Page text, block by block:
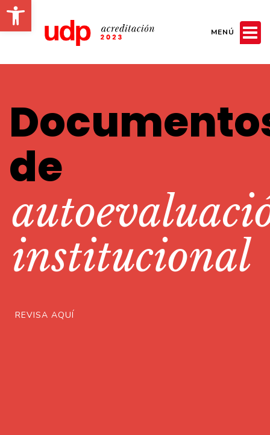
MENÚ
de
institucional
REVISA AQUÍ